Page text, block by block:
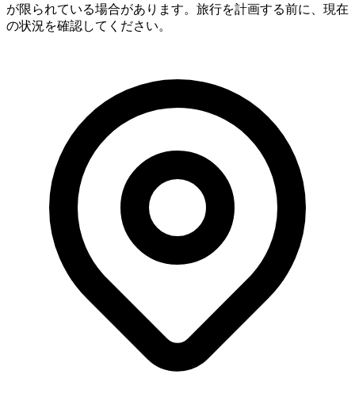
が限られている場合があります。旅行を計画する前に、現在
の状況を確認してください。